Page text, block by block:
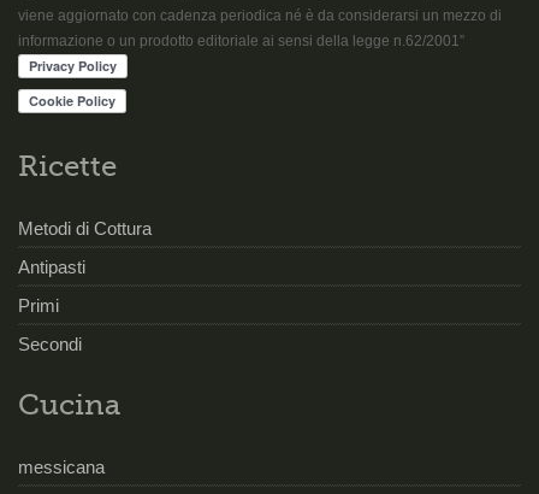
viene aggiornato con cadenza periodica né è da considerarsi un mezzo di
informazione o un prodotto editoriale ai sensi della legge n.62/2001”
Ricette
Metodi di Cottura
Antipasti
Primi
Secondi
Cucina
messicana